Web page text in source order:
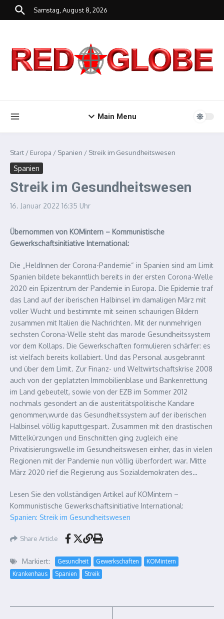
Zum Inhalt springen
Samstag, August 8, 2026
Main Menu
Start / Europa / Spanien / Streik im Gesundheitswesen
Spanien
Streik im Gesundheitswesen
16. Januar 2022 16:35 Uhr
Übernommen von KOMintern – Kommunistische
Gewerkschaftsinitiative International:
Die „HeldInnen der Corona-Pandemie“ in Spanien sind am Limit
Spanien bildete bekanntlich bereits in der ersten Corona-Welle
2020 ein Epizentrum der Pandemie in Europa. Die Epidemie traf
das Land auf der iberischen Halbinsel im damaligen März mit
voller Wucht und bestimmte mit seinen schaurigen Bildern
zusammen mit Italien die Nachrichten. Mit der nunmehrigen
sechsten Corona-Welle steht das marode Gesundheitssystem
vor dem Kollaps. Die Gewerkschaften formulieren schärfer: es
ist vielfach bereits kollabiert. Und das Personal ausgebrannt
und über dem Limit. Zur Finanz- und Weltwirtschaftskrise 2008
auch von der geplatzten Immobilienblase und Bankenrettung
im Land gebeutelt, sowie von der EZB im Sommer 2012
nochmals gesondert an die austeritätspolitische Kandare
genommen,wurde das Gesundheitssystem auf der iberischen
Halbinsel völlig kaputtgespart. Zusammen mit den drastischen
Mittelkürzungen und Einschnitten ging zugleich eine
Privatisierungswelle im Gesundheitswesen einher, das in vielen
Regionen mit der Pandemie nun völlig überfordert war. Mitte
März 2020 rief die Regierung aus Sozialdemokraten des…
Lesen Sie den vollständigen Artikel auf KOMintern –
Kommunistische Gewerkschaftsinitiative International:
Spanien: Streik im Gesundheitswesen
Share Article
Markiert: Gesundheit Gewerkschaften
KOMintern
Krankenhaus
Spanien Streik